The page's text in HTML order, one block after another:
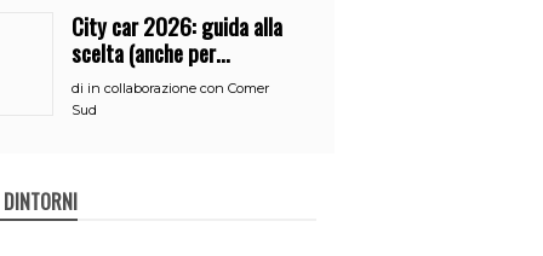
City car 2026: guida alla
scelta (anche per
neopatentati)
di in collaborazione con Comer
Sud